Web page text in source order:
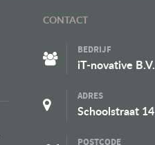
CONTACT
BEDRIJF
iT-novative B.V.
ADRES
Schoolstraat 14
POSTCODE